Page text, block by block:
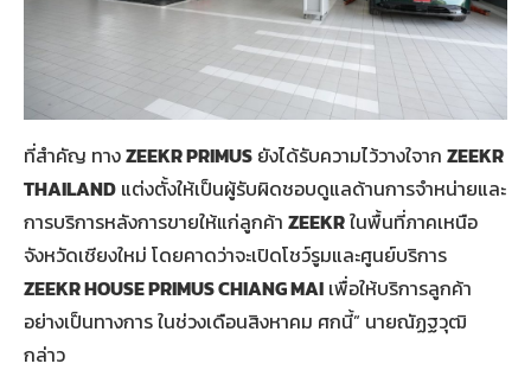
ที่สำคัญ ทางZEEKR PRIMUS ยังได้รับความไว้วางใจาก ZEEKR
THAILAND แต่งตั้งให้เป็นผู้รับผิดชอบดูแลด้านการจำหน่ายและ
การบริการหลังการขายให้แก่ลูกค้า ZEEKRในพื้นที่ภาคเหนือ
จังหวัดเชียงใหม่ โดยคาดว่าจะเปิดโชว์รูมและศูนย์บริการ
ZEEKR HOUSE PRIMUS CHIANG MAI เพื่อให้บริการลูกค้า
อย่างเป็นทางการ ในช่วงเดือนสิงหาคม ศกนี้” นายณัฏฐวุฒิ
กล่าว